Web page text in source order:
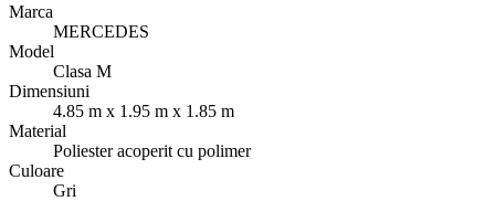
Marca
MERCEDES
Model
Clasa M
Dimensiuni
4.85 m x 1.95 m x 1.85 m
Material
Poliester acoperit cu polimer
Culoare
Gri